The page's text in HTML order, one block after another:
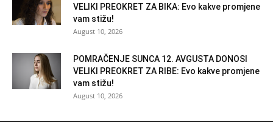
VELIKI PREOKRET ZA BIKA: Evo kakve promjene
vam stižu!
August 10, 2026
POMRAČENJE SUNCA 12. AVGUSTA DONOSI
VELIKI PREOKRET ZA RIBE: Evo kakve promjene
vam stižu!
August 10, 2026